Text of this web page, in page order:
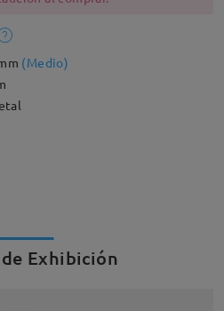
(Medio)
Exhibición